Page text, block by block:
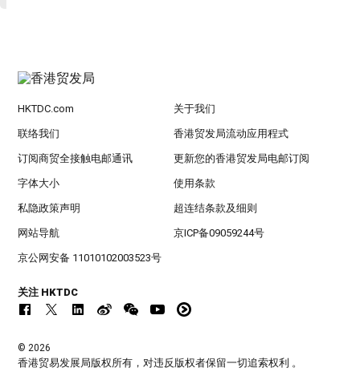
HKTDC.com 关于我们
联络我们 香港贸发局流动应用程式
订阅商贸全接触电邮通讯 更新您的香港贸发局电邮订阅
字体大小 使用条款
私隐政策声明 超连结条款及细则
网站导航 京ICP备09059244号
京公网安备 11010102003523号
关注 HKTDC
© 2026
香港贸易发展局版权所有，对违反版权者保留一切追索权利 。